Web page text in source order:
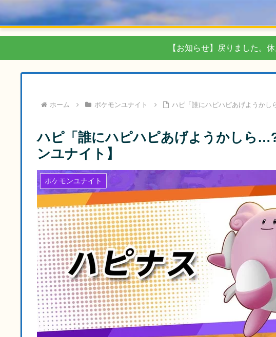
【お知らせ】戻りました。
ホーム ポケモンユナイト ハピ「誰にハピハピあげようか
ハピ「誰にハピハピあげようかしら
ンユナイト】
ポケモンユナイト